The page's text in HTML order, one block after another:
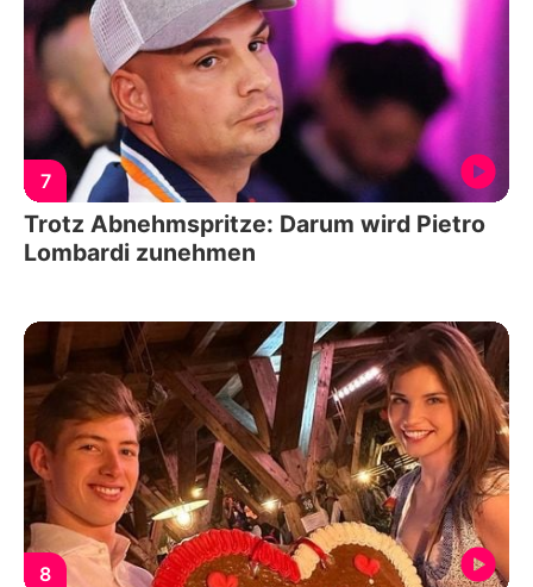
7
Trotz Abnehmspritze: Darum wird Pietro
Lombardi zunehmen
8